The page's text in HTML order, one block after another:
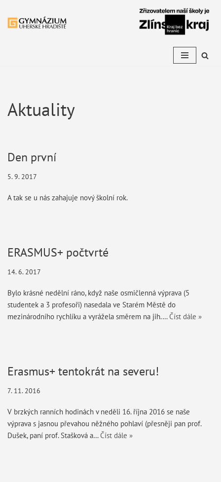
Přeskočit
Aktuality
Den první
5. 9. 2017
A tak se u nás zahajuje nový školní rok.
ERASMUS+ počtvrté
14. 6. 2017
Bylo krásné nedělní ráno, když naše osmičlenná výprava (5
studentek a 3 profesoři) nasedala ve Starém Městě do
mezinárodního rychlíku a vyrážela směrem na jih.… Číst dále »
Erasmus+ tentokrát na severu!
7. 11. 2016
V brzkých ranních hodinách v neděli 16. října 2016 se naše
výprava s jasnou převahou něžného pohlaví (přesněji pan prof.
Dušek, paní prof. Stašková a… Číst dále »